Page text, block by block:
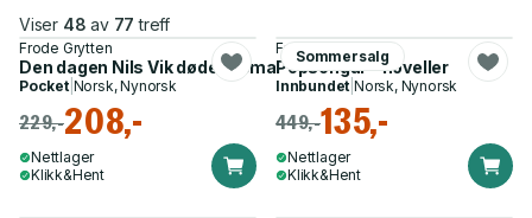
Viser 48 av 77 treff
Frode Grytten
Den dagen Nils Vik døde - roman
Pocket| Norsk, Nynorsk
229,-208,-
Nettlager
Klikk&Hent
Sommersalg
Frode Grytten
Popsongar - noveller
Innbundet |Norsk, Nynorsk
449,-135,-
Nettlager
Klikk&Hent